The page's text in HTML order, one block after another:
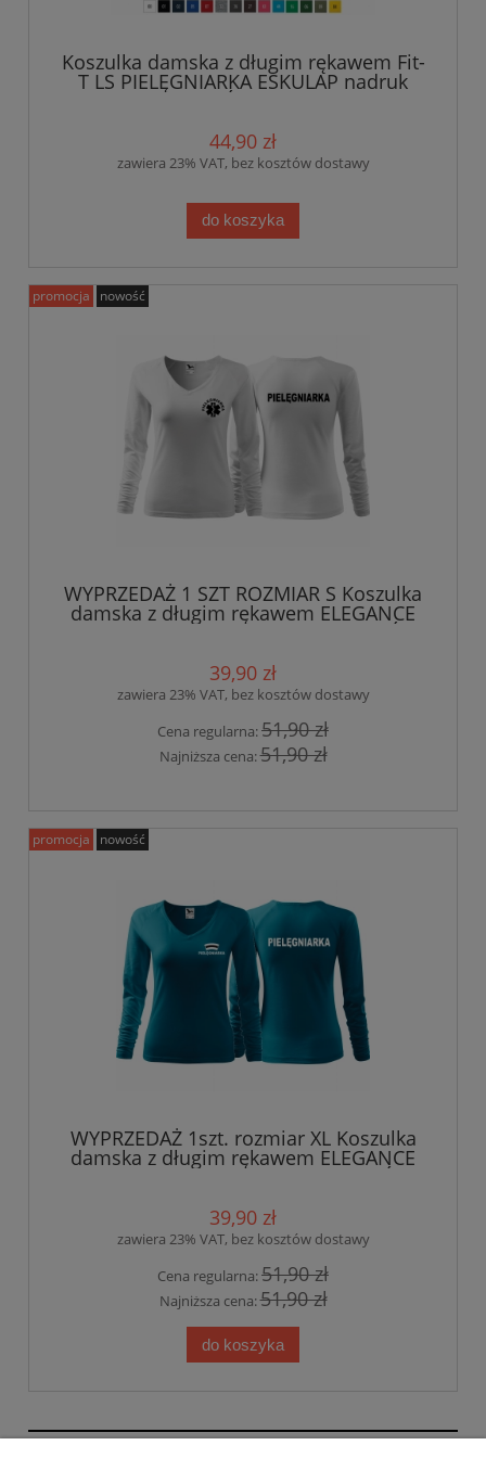
Koszulka damska z długim rękawem Fit-
T LS PIELĘGNIARKA ESKULAP nadruk
PRZÓD I TYŁ
44,90 zł
zawiera 23% VAT, bez kosztów dostawy
do koszyka
WYPRZEDAŻ 1 SZT ROZMIAR S Koszulka
damska z długim rękawem ELEGANCE
PIELĘGNIARKA ESKULAP nadruk PRZÓD I
39,90 zł
zawiera 23% VAT, bez kosztów dostawy
Cena regularna:51,90 zł
Najniższa cena:51,90 zł
promocja nowość
WYPRZEDAŻ 1szt. rozmiar XL Koszulka
damska z długim rękawem ELEGANCE
PIELĘGNIARKA CZEPEK nadruk PRZÓD I
39,90 zł
zawiera 23% VAT, bez kosztów dostawy
Cena regularna:51,90 zł
Najniższa cena:51,90 zł
do koszyka
promocja nowość